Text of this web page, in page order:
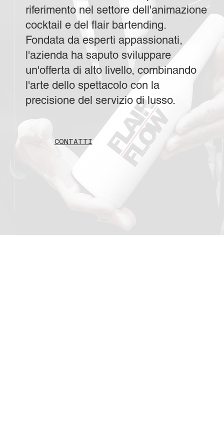
CONTATTI
riferimento nel settore dell'animazione
cocktail e del flair bartending.
Fondata da esperti appassionati,
l'azienda ha saputo sviluppare
un'offerta di alto livello, combinando
l'arte dello spettacolo con la
precisione del servizio di lusso.